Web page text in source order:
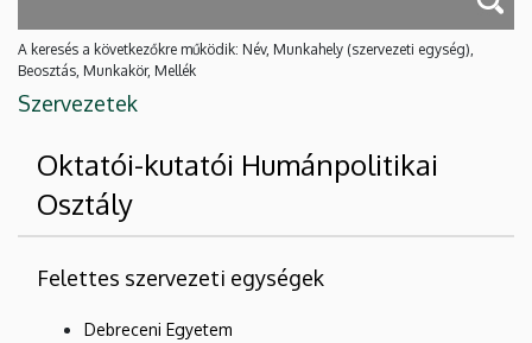
A keresés a következőkre működik: Név, Munkahely (szervezeti egység),
Beosztás, Munkakör, Mellék
Szervezetek
Oktatói-kutatói Humánpolitikai
Osztály
Felettes szervezeti egységek
Debreceni Egyetem